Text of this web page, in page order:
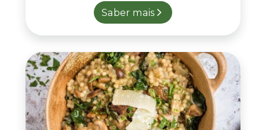
Saber mais